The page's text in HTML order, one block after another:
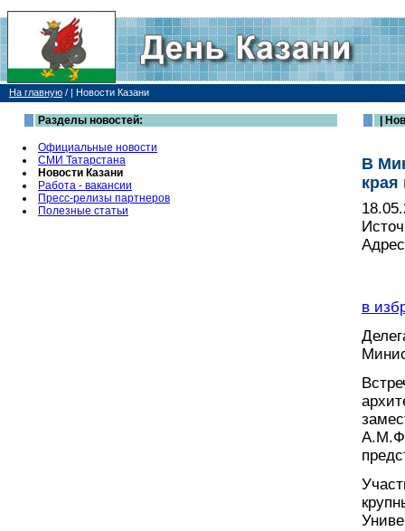
На главную / | Новости Казани
Разделы новостей:
Официальные новости
СМИ Татарстана
Новости Казани
Работа - вакансии
Пресс-релизы партнеров
Полезные статьи
|
В
в